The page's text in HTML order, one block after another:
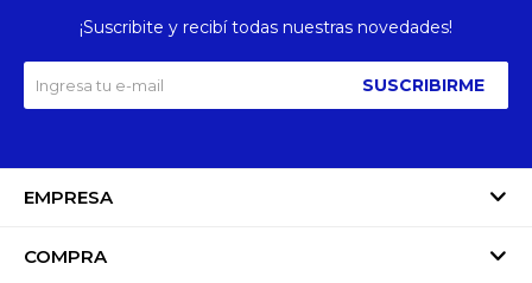
EMPRESA
COMPRA
¡Suscribite y recibí todas nuestras novedades!
SUSCRIBIRME